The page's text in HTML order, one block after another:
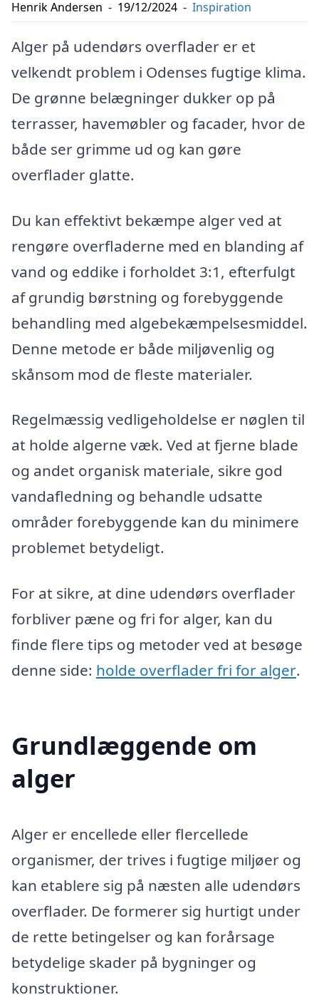
Henrik Andersen - 19/12/2024 - Inspiration
Alger på udendørs overflader er et
velkendt problem i Odenses fugtige klima.
De grønne belægninger dukker op på
terrasser, havemøbler og facader, hvor de
både ser grimme ud og kan gøre
overflader glatte.
Du kan effektivt bekæmpe alger ved at
rengøre overfladerne med en blanding af
vand og eddike i forholdet 3:1, efterfulgt
af grundig børstning og forebyggende
behandling med algebekæmpelsesmiddel.
Denne metode er både miljøvenlig og
skånsom mod de fleste materialer.
Regelmæssig vedligeholdelse er nøglen til
at holde algerne væk. Ved at fjerne blade
og andet organisk materiale, sikre god
vandafledning og behandle udsatte
områder forebyggende kan du minimere
problemet betydeligt.
For at sikre, at dine udendørs overflader
forbliver pæne og fri for alger, kan du
finde flere tips og metoder ved at besøge
denne side: holde overflader fri for alger.
Grundlæggende om
alger
Alger er encellede eller flercellede
organismer, der trives i fugtige miljøer og
kan etablere sig på næsten alle udendørs
overflader. De formerer sig hurtigt under
de rette betingelser og kan forårsage
betydelige skader på bygninger og
konstruktioner.